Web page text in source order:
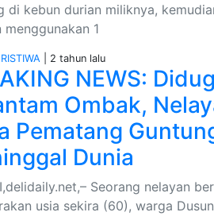
di kebun durian miliknya,
menggunakan 1
| 2 tahun lalu
NEWS:
Ombak,
Pematang
Dunia
Seorang nelayan
usia sekira (60), warga